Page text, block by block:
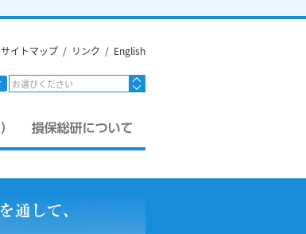
サイトマップ / リンク / English
お選びください